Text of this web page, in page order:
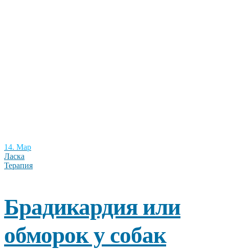
14. Мар
Ласка
Терапия
Брадикардия или
обморок у собак